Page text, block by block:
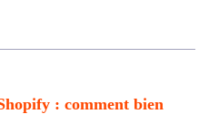
: comment bien